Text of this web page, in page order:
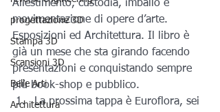
progettazione 3D
Stampa 3D
Scansioni 3D
Belle Arti
Architettura
Allestimento, custodia, imballo e
movimentazione di opere d’arte.
Esposizioni ed Architettura. Il libro è
già un mese che sta girando facendo
presentazioni e conquistando sempre
più book-shop e pubblico.
La prossima tappa è Euroflora, sei